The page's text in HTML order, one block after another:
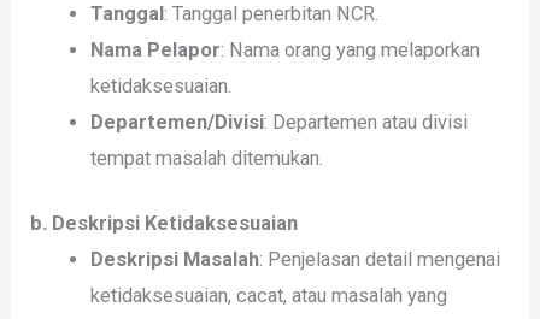
Tanggal: Tanggal penerbitan NCR.
Nama Pelapor: Nama orang yang melaporkan
ketidaksesuaian.
Departemen/Divisi: Departemen atau divisi
tempat masalah ditemukan.
b. Deskripsi Ketidaksesuaian
Deskripsi Masalah: Penjelasan detail mengenai
ketidaksesuaian, cacat, atau masalah yang